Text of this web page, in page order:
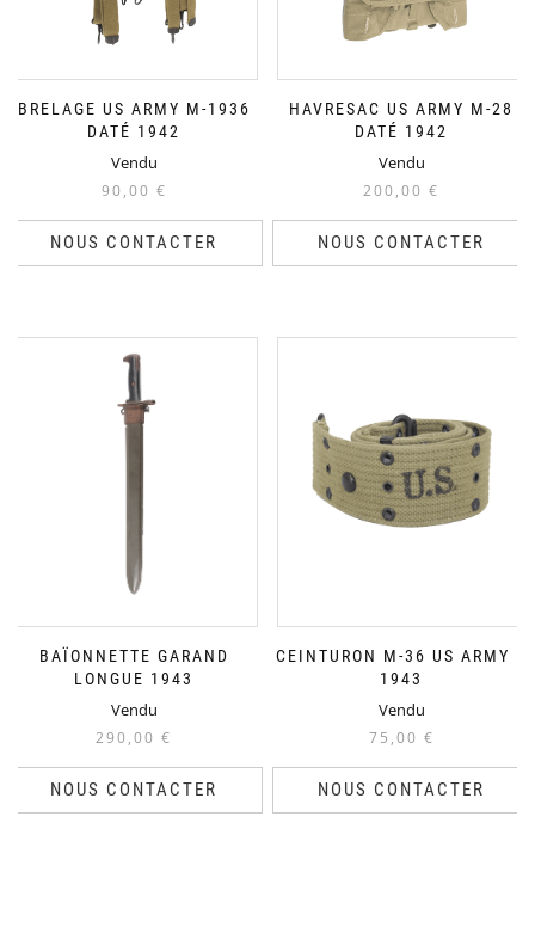
BRELAGE US ARMY M-1936
DATÉ 1942
Vendu
90,00 €
NOUS CONTACTER
HAVRESAC US ARMY M-28
DATÉ 1942
Vendu
200,00 €
NOUS CONTACTER
BAÏONNETTE GARAND
LONGUE 1943
Vendu
290,00 €
NOUS CONTACTER
CEINTURON M-36 US ARMY –
1943
Vendu
75,00 €
NOUS CONTACTER